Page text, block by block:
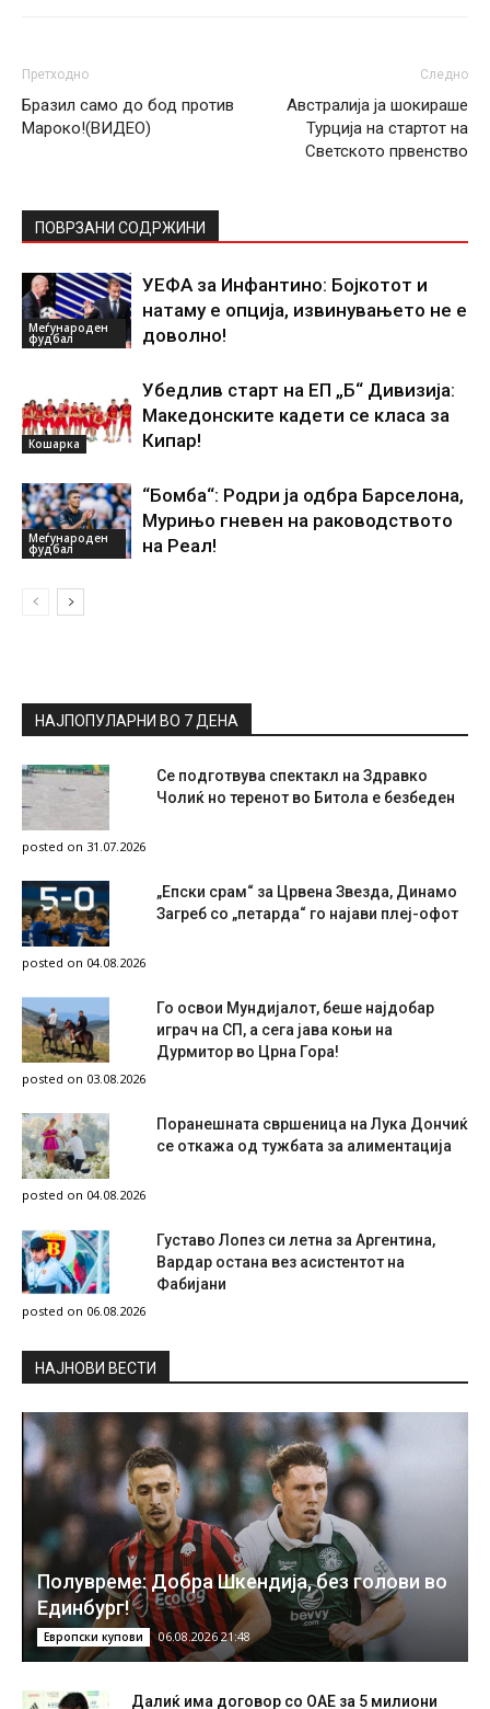
Претходно
Бразил само до бод против
Мароко!(ВИДЕО)
Следно
Австралија ја шокираше
Турција на стартот на
Светското првенство
ПОВРЗАНИ СОДРЖИНИ
Меѓународен
фудбал
УЕФА за Инфантино: Бојкотот и
натаму е опција, извинувањето не е
доволно!
Кошарка
Убедлив старт на ЕП „Б“ Дивизија:
Македонските кадети се класа за
Кипар!
Меѓународен
фудбал
“Бомба“: Родри ја одбра Барселона,
Мурињо гневен на раководството
на Реал!
НАЈПОПУЛАРНИ ВО 7 ДЕНА
Се подготвува спектакл на Здравко
Чолиќ но теренот во Битола е безбеден
posted on 31.07.2026
„Епски срам“ за Црвена Звезда, Динамо
Загреб со „петарда“ го најави плеј-офот
posted on 04.08.2026
Го освои Мундијалот, беше најдобар
играч на СП, а сега јава коњи на
Дурмитор во Црна Гора!
posted on 03.08.2026
Поранешната свршеница на Лука Дончиќ
се откажа од тужбата за алиментација
posted on 04.08.2026
Густаво Лопез си летна за Аргентина,
Вардар остана вез асистентот на
Фабијани
posted on 06.08.2026
НAЈНОВИ ВЕСТИ
Полувреме: Добра Шкендија, без голови во
Единбург!
Европски купови 06.08.2026 21:48
Далиќ има договор со ОАЕ за 5 милиони